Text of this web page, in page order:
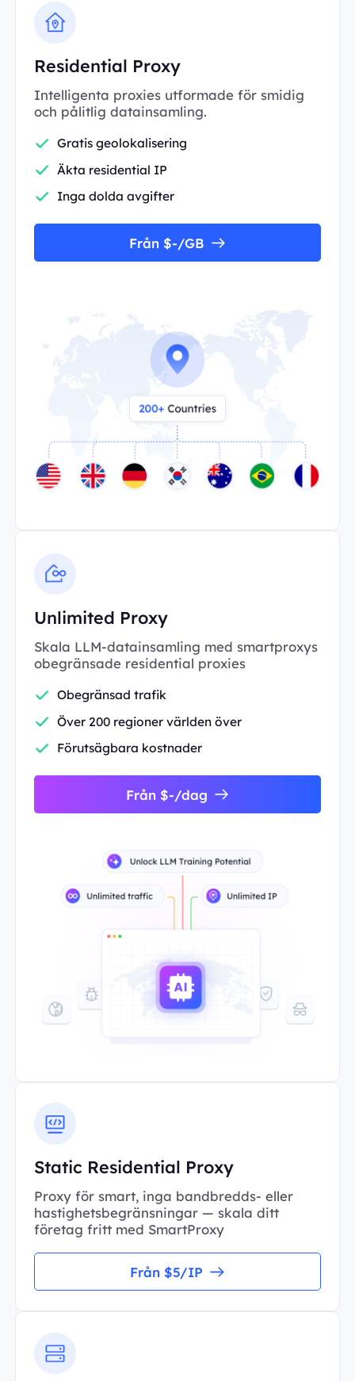
Residential Proxy
Intelligenta proxies utformade för smidig
och pålitlig datainsamling.
Gratis geolokalisering
Äkta residential IP
Inga dolda avgifter
Från $-/GB
Unlimited Proxy
Skala LLM-datainsamling med smartproxys
obegränsade residential proxies
Obegränsad trafik
Över 200 regioner världen över
Förutsägbara kostnader
Från $-/dag
Static Residential Proxy
Proxy för smart, inga bandbredds- eller
hastighetsbegränsningar — skala ditt
företag fritt med SmartProxy
Från $5/IP